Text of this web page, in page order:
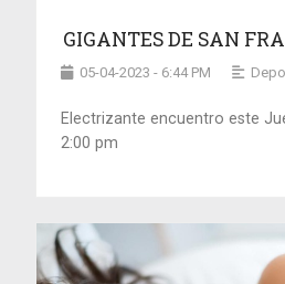
GIGANTES DE SAN
05-04-2023 - 6:44 PM
Electrizante encuentro este
2:00 pm